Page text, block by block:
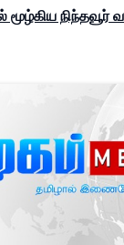
மூழ்கிய